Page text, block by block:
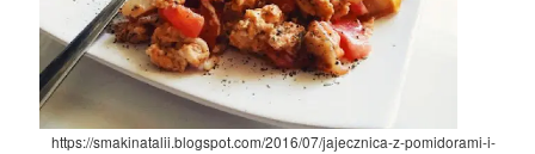
https://smakinatalii.blogspot.com/2016/07/jajecznica-z-pomidorami-i-